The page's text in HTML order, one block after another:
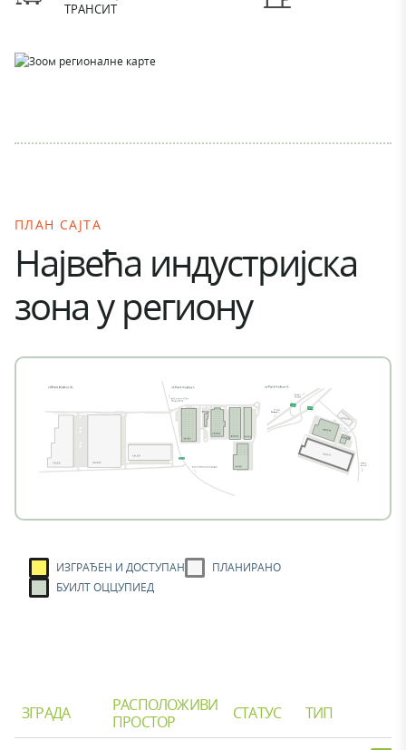
ТРАНСИТ
ПЛАН САЈТА
Највећа индустријска
зона у региону
ИЗГРАЂЕН И ДОСТУПАН
ПЛАНИРАНО
БУИЛТ ОЦЦУПИЕД
ЗГРАДА
РАСПОЛОЖИВИ
ПРОСТОР
СТАТУС ТИП